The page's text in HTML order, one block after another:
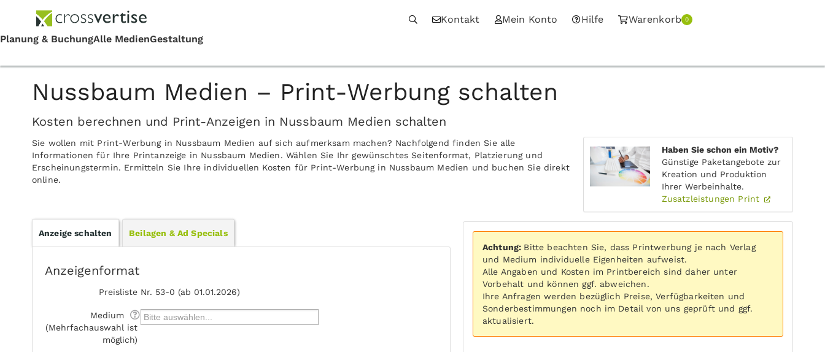
Kontakt Mein Konto Hilfe Warenkorb 0
Nussbaum Medien – Print-Werbung schalten
Kosten berechnen und Print-Anzeigen in Nussbaum Medien schalten
Haben Sie schon ein Motiv?
Günstige Paketangebote zur
Kreation und Produktion
Ihrer Werbeinhalte.
Zusatzleistungen Print
Sie wollen mit Print-Werbung in Nussbaum Medien auf sich aufmerksam machen? Nachfolgend finden Sie alle
Informationen für Ihre Printanzeige in Nussbaum Medien. Wählen Sie Ihr gewünschtes Seitenformat, Platzierung und
Erscheinungstermin. Ermitteln Sie Ihre individuellen Kosten für Print-Werbung in Nussbaum Medien und buchen Sie direkt
online.
Anzeige schalten Beilagen & Ad Specials
Anzeigenformat
Preisliste Nr. 53-0 (ab 01.01.2026)
Medium
(Mehrfachauswahl ist
möglich)
Achtung: Bitte beachten Sie, dass Printwerbung je nach Verlag
und Medium individuelle Eigenheiten aufweist.
Alle Angaben und Kosten im Printbereich sind daher unter
Vorbehalt und können ggf. abweichen.
Ihre Anfragen werden bezüglich Preise, Verfügbarkeiten und
Sonderbestimmungen noch im Detail von uns geprüft und ggf.
aktualisiert.